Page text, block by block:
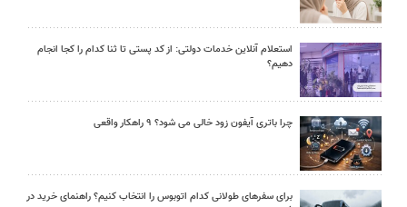
استعلام آنلاین خدمات دولتی: از کد پستی تا ثنا کدام را کجا انجام
دهیم؟
چرا باتری آیفون زود خالی می شود؟ ۹ راهکار واقعی
برای سفرهای طولانی کدام اتوبوس را انتخاب کنیم؟ راهنمای خرید در